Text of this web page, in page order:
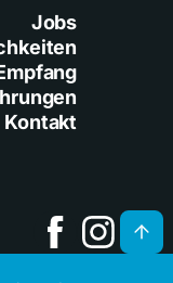
Jobs
Kontakt